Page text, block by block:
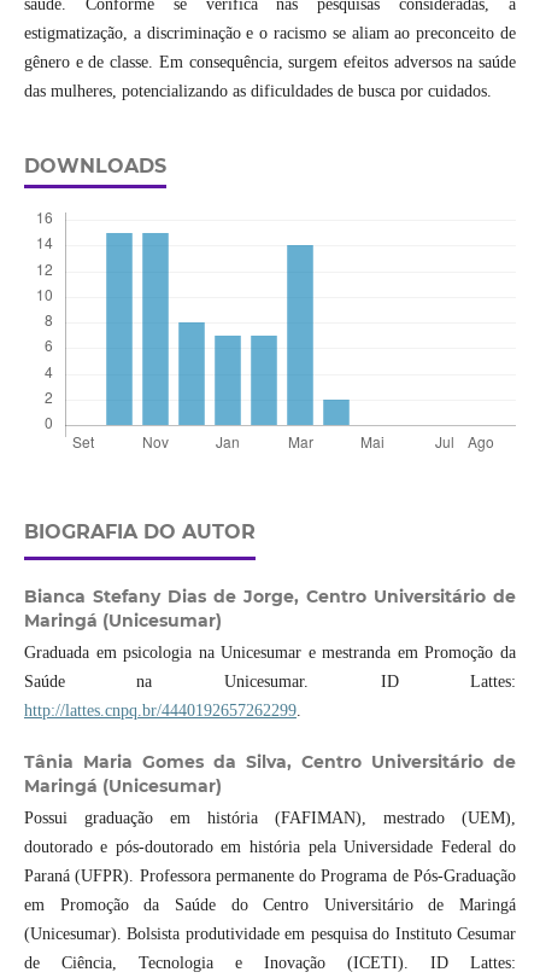
saúde. Conforme se verifica nas pesquisas consideradas, a
estigmatização, a discriminação e o racismo se aliam ao preconceito de
gênero e de classe. Em consequência, surgem efeitos adversos na saúde
das mulheres, potencializando as dificuldades de busca por cuidados.
DOWNLOADS
BIOGRAFIA DO AUTOR
Bianca Stefany Dias de Jorge,Centro Universitário de
Maringá (Unicesumar)
Graduada em psicologia na Unicesumar e mestranda em Promoção da
Saúde na Unicesumar. ID Lattes:
http://lattes.cnpq.br/4440192657262299.
Tânia Maria Gomes da Silva,Centro Universitário de
Maringá (Unicesumar)
Possui graduação em história (FAFIMAN), mestrado (UEM),
doutorado e pós-doutorado em história pela Universidade Federal do
Paraná (UFPR). Professora permanente do Programa de Pós-Graduação
em Promoção da Saúde do Centro Universitário de Maringá
(Unicesumar). Bolsista produtividade em pesquisa do Instituto Cesumar
de Ciência, Tecnologia e Inovação (ICETI). ID Lattes: